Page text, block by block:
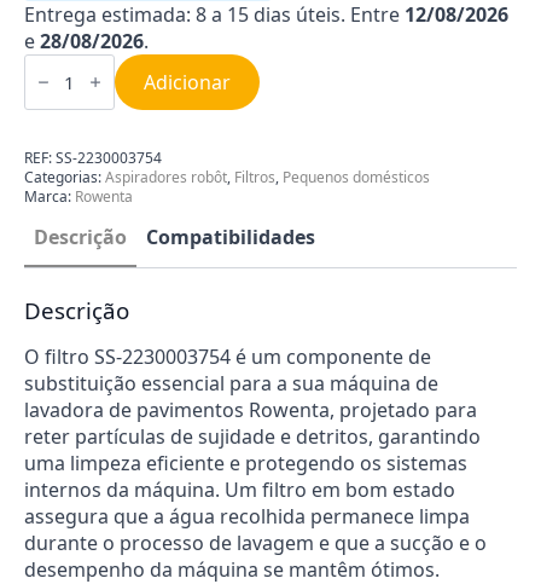
Entrega estimada: 8 a 15 dias úteis. Entre 12/08/2026
e28/08/2026.
Quantidade
de
Máquina
de
Pavimentos
Rowenta
SS-
2230003754
Adicionar
REF:SS-2230003754
Categorias:Aspiradores robôt, Filtros, Pequenos domésticos
Marca: Rowenta
Descrição Compatibilidades
Descrição
O filtro SS-2230003754 é um componente de
substituição essencial para a sua máquina de
lavadora de pavimentos Rowenta, projetado para
reter partículas de sujidade e detritos, garantindo
uma limpeza eficiente e protegendo os sistemas
internos da máquina. Um filtro em bom estado
assegura que a água recolhida permanece limpa
durante o processo de lavagem e que a sucção e o
desempenho da máquina se mantêm ótimos.